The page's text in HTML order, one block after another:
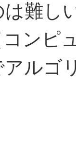
は難し
コンピ
アルゴ